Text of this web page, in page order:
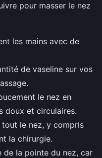
pour masser le nez
les mains avec de
de vaseline sur vos
le nez en
doux et circulaires.
le nez, y compris
la chirurgie.
de la pointe du nez, car